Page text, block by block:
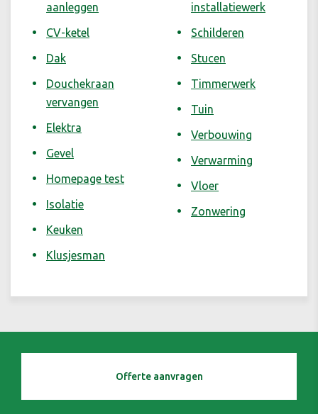
aanleggen
CV-ketel
Dak
Douchekraan
vervangen
Elektra
Gevel
Homepage test
Isolatie
Keuken
Klusjesman
installatiewerk
Schilderen
Stucen
Timmerwerk
Tuin
Verbouwing
Verwarming
Vloer
Zonwering
Offerte aanvragen